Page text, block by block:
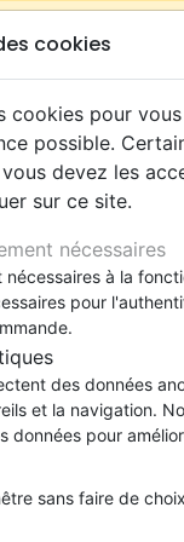
Continuer sur le
de la Bible
Romans, Histoires
cookies
cookies pour
possible.
devez les
sur ce site.
nécessaires
nécessaires à la
pour
des données
et la navigation.
données pour
sans faire de